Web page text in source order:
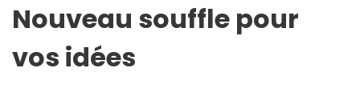
Nouveau souffle pour
vos idées